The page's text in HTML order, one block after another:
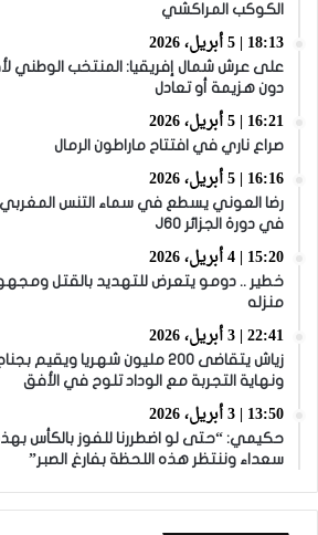
الكوكب المراكشي
18:13 | 5 أبريل، 2026
دون هزيمة أو تعادل
16:21 | 5 أبريل، 2026
صراع ناري في افتتاح ماراطون الرمال
16:16 | 5 أبريل، 2026
رضا العوني يسطع في سماء التنس المغربي
في دورة الجزائر J60
15:20 | 4 أبريل، 2026
خطير .. دومو يتعرض للتهديد بالقتل
منزله
22:41 | 3 أبريل، 2026
ونهاية التجربة مع الوداد تلوح في الأفق
13:50 | 3 أبريل، 2026
حكيمي: “حتى لو اضطررنا للفوز بالكأس
سعداء وننتظر هذه اللحظة بفارغ الصبر”